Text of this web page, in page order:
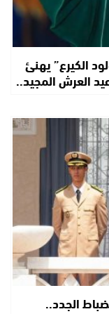
الكيرع” يهنئ
العرش المجيد..
الجدد..